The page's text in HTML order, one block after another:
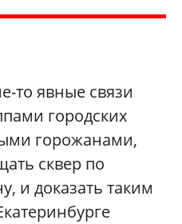
то явные связи
городских
горожанами,
сквер по
и доказать таким